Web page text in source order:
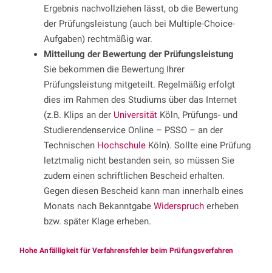
Ergebnis nachvollziehen lässt, ob die Bewertung
der Prüfungsleistung (auch bei Multiple-Choice-
Aufgaben) rechtmäßig war.
Mitteilung der Bewertung der Prüfungsleistung
Sie bekommen die Bewertung Ihrer
Prüfungsleistung mitgeteilt. Regelmäßig erfolgt
dies im Rahmen des Studiums über das Internet
(z.B. Klips an der Universität Köln, Prüfungs- und
Studierendenservice Online – PSSO – an der
Technischen Hochschule Köln). Sollte eine Prüfung
letztmalig nicht bestanden sein, so müssen Sie
zudem einen schriftlichen Bescheid erhalten.
Gegen diesen Bescheid kann man innerhalb eines
Monats nach BekanntgabeWiderspruch erheben
bzw. später Klage erheben.
Hohe Anfälligkeit für Verfahrensfehler beim Prüfungsverfahren